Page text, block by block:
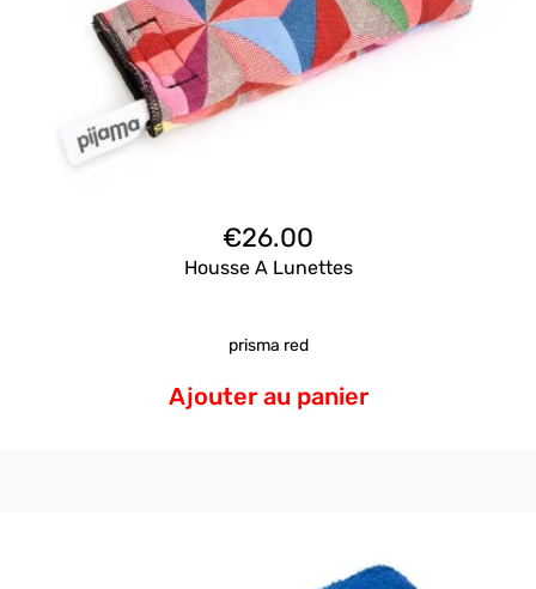
€26.00
Housse A Lunettes
prisma red
Ajouter au panier